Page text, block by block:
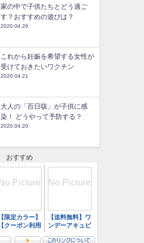
家の中で子供たちとどう過ご
す？おすすめの遊びは？
2020.04.26
これから妊娠を希望する女性が
受けておきたいワクチン
2020.04.21
大人の「百日咳」が子供に感
染！ どうやって予防する？
2020.04.20
おすすめ